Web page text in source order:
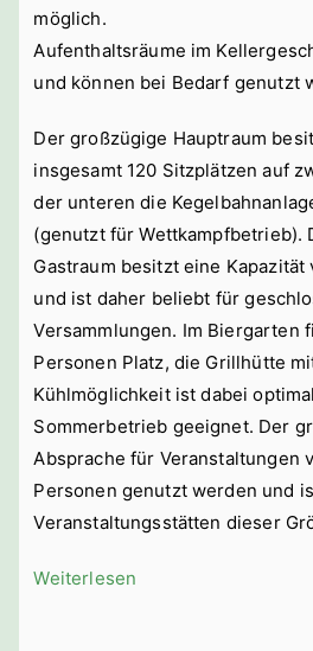
möglich.
Aufenthaltsräume im
und können bei Bedarf genutzt
Der großzügige Hauptraum
insgesamt 120 Sitzplätzen auf
der unteren die
(genutzt für Wettkampfbetrieb).
Gastraum besitzt eine
und ist daher beliebt für
Versammlungen. Im Biergarten
Personen Platz, die Grillhütte
Kühlmöglichkeit ist dabei
Sommerbetrieb geeignet. Der
Absprache für Veranstaltungen
Personen genutzt werden und
Veranstaltungsstätten dieser
Weiterlesen